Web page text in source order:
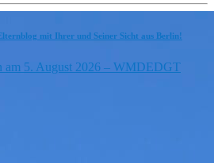
mit Ihrer und Seiner Sicht aus Berlin!
am 5. August 2026 – WMDEDGT